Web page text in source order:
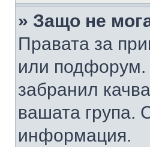
» Защо не
Правата за
или
забранил
вашата група.
информация.